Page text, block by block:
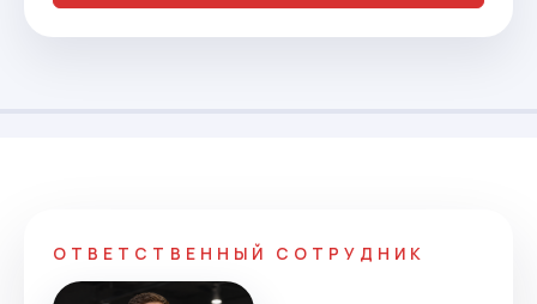
ОТВЕТСТВЕННЫЙ СОТРУДНИК